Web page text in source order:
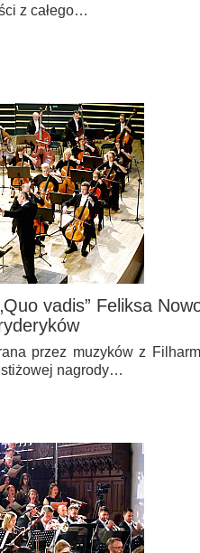
z całego…
vadis” Feliksa
przez muzyków z
nagrody…